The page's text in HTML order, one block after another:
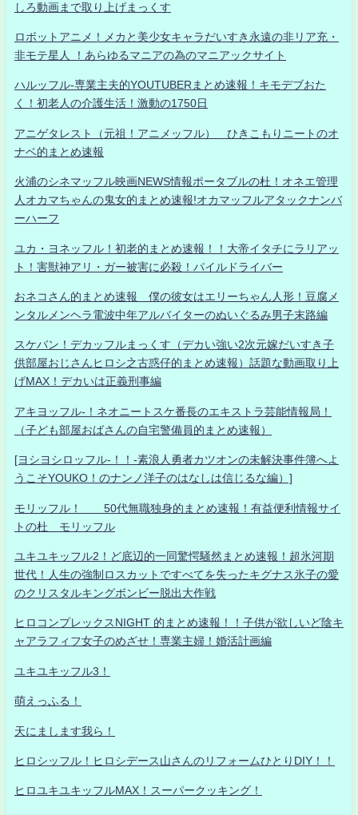
しろ動画まで取り上げまっくす
ロボットアニメ！メカと美少女キャラだいすき永遠の非リア充・
非モテ星人 ！あらゆるマニアの為のマニアックサイト
ハルッフル-専業主夫的YOUTUBERまとめ速報！キモデブおた
く！初老人の介護生活！激動の1750日
アニゲタレスト（元祖！アニメッフル） ひきこもりニートのオ
ナベ的まとめ速報
火浦のシネマッフル映画NEWS情報ポータブルの杜！オネエ管理
人オカマちゃんの鬼女的まとめ速報!オカマッフルアタックナンバ
ーハーフ
ユカ・ヨネッフル！初老的まとめ速報！！大帝イタチにラリアッ
ト！害獣神アリ・ガー被害に必殺！パイルドライバー
おネコさん的まとめ速報 僕の彼女はエリーちゃん人形！豆腐メ
ンタルメンヘラ電波中年アルバイターのぬいぐるみ男子末路編
スケバン！デカッフルまっくす（デカい強い2次元嫁だいすき子
供部屋おじさんヒロシ之古惑仔的まとめ速報）話題な動画取り上
げMAX！デカいは正義刑事編
アキヨッフル-！ネオニートスケ番長のエキストラ芸能情報局！
（子ども部屋おばさんの自宅警備員的まとめ速報）
[ヨシヨシロッフル-！！-素浪人勇者カツオンの未解決事件簿へよ
うこそYOUKO！のナンノ洋子のはなしは信じるな編）]
モリッフル！ 50代無職独身的まとめ速報！有益便利情報サイ
トの杜 モリッフル
ユキユキッフル2！ど底辺的一同驚愕騒然まとめ速報！超氷河期
世代！人生の強制ロスカットですべてを失ったキグナス氷子の愛
のクリスタルキングボンビー脱出大作戦
ヒロコンプレックスNIGHT 的まとめ速報！！子供が欲しいど陰キ
ャアラフィフ女子のめざせ！専業主婦！婚活計画編
ユキユキッフル3！
萌えっふる！
天にまします我ら！
ヒロシッフル！ヒロシデース山さんのリフォームひとりDIY！！
ヒロユキユキッフルMAX！スーパークッキング！